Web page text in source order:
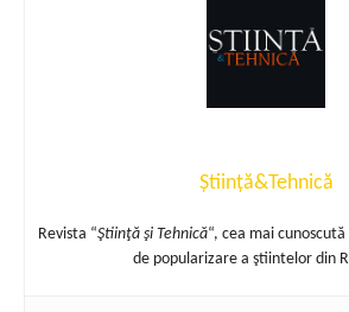
Știință&Tehnică
Revista “Ştiinţă şi Tehnică“, cea mai
de popularizare a ştiintelor din